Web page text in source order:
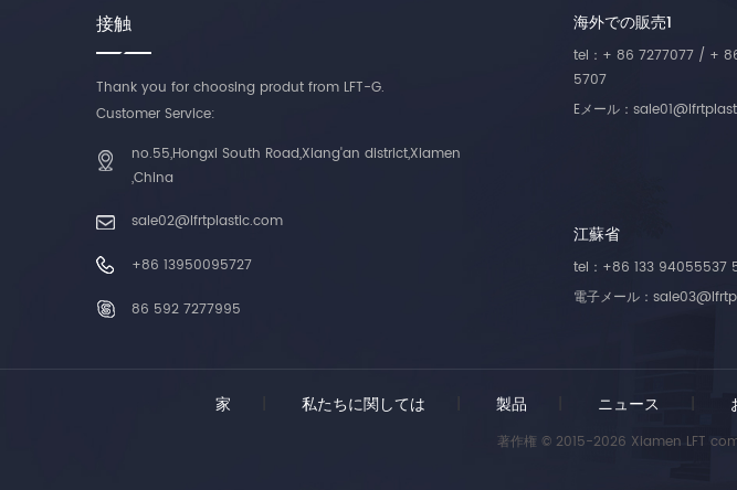
より厳しい公差• 組み立てが容易 ロン
ググラスファイバーとスタンダードグ
ラスファイバーの違いは何ですか? ガ
ラス長繊維 (LGF) には通常、長さ 10
～ 12 mm のガラス繊維が含まれてい
ますが、標準的なガラス強化コンパウ
プロセスは、負荷によって提供される
エネルギーの吸収に役立ちます。繊維
が特定の長さ以内であればあるほど、
より大きなエネルギーが得られます。
同じ体積量であれば、単繊維が長くな
り、繊維根の数が少なくなるため、繊
維端に発生する応力集中が少なくな
り、材料が破壊されにくくなります。
実用化のフィードバックの結果から、
バリア性に優れています。 なぜガラス
長繊維を加えるのですか? 他の方法の
強化プラスチックでは必要な性能が得
られない場合、または金属をプラスチ
ックに置き換えたい場合は、長ガラス
ットワークの機械的特性を効果的に向
上させることができます。幅広い環境
下でパフォーマンスを維持します。
MXD6 のパフォーマンスとアプリケー
ション 他の材料と比較して、MXD6
晶化速度、便利な成形と製造、優れた
ガスバリア性という利点があり、ま
す。高湿度下でも二酸化炭素と酸素。
接触
Thank you for choosing produt from LFT-G.
Customer Service:
no.55,Hongxi South Road,Xiang'an district,Xiamen
,China
sale02@lfrtplastic.com
+86 13950095727
86 592 7277995
海外での販売1
tel：+ 86 7277077 / +
5707
Eメール：
江蘇省
tel：+86 133 94055537
電子メール：
家 私たちに関しては 製品 ニュース |
著作権 © 2015-2026 Xiamen LFT